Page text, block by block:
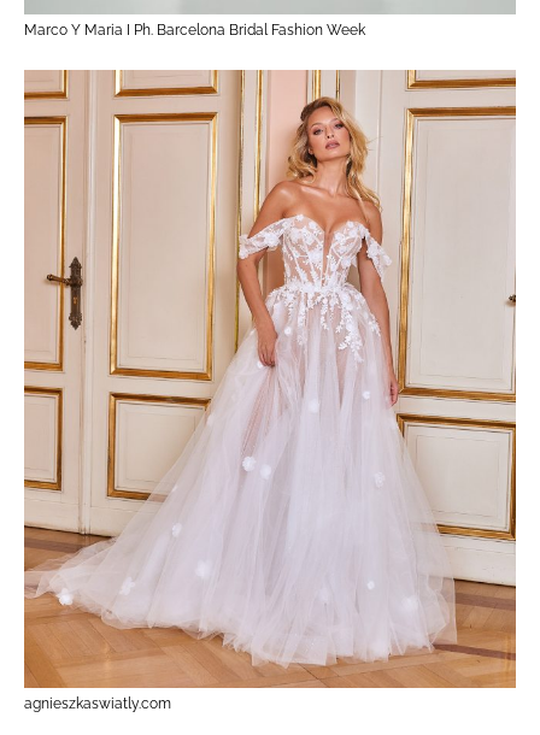
Marco Y Maria I Ph. Barcelona Bridal Fashion Week
agnieszkaswiatly.com